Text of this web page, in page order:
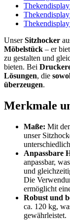
UnserSitzhocker
Möbelstück – er
zu gestalten und
bieten. Bei
Lösungen, die
überzeugen.
Merkmale
Maße: Mit
unser
Anpassbare
anpassbar,
und
Die
ermöglicht
Robust und
ca. 120 kg,
gewährleistet.